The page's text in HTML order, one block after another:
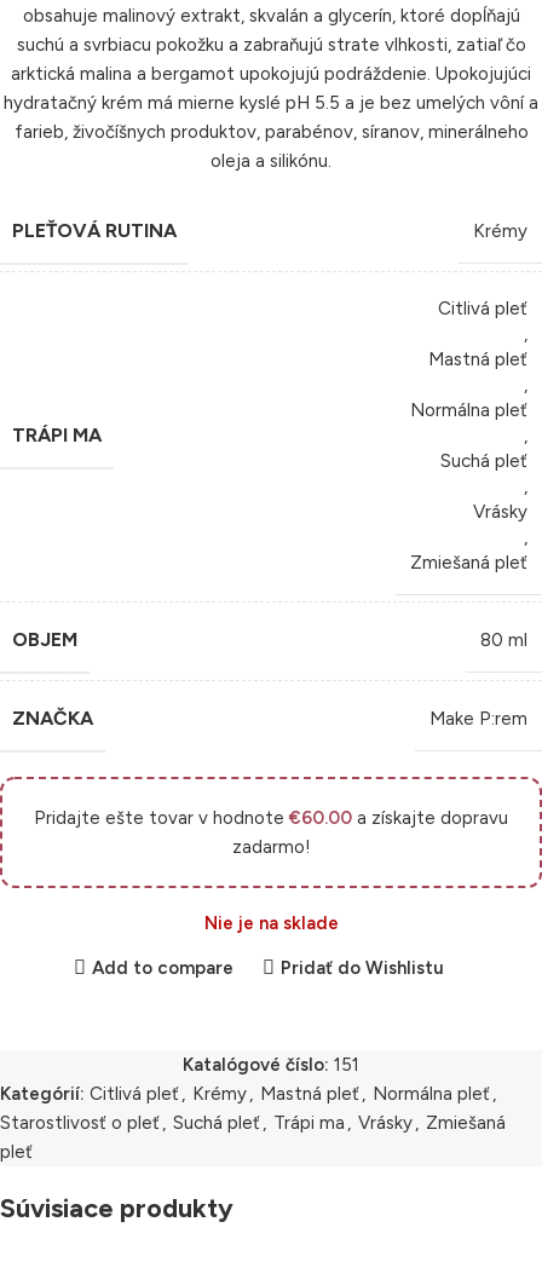
obsahuje malinový extrakt, skvalán a glycerín, ktoré dopĺňajú
suchú a svrbiacu pokožku a zabraňujú strate vlhkosti, zatiaľ čo
arktická malina a bergamot upokojujú podráždenie. Upokojujúci
hydratačný krém má mierne kyslé pH 5.5 a je bez umelých vôní a
farieb, živočíšnych produktov, parabénov, síranov, minerálneho
oleja a silikónu.
PLEŤOVÁ RUTINA Krémy
TRÁPI MA
Citlivá pleť
,
Mastná pleť
,
Normálna pleť
,
Suchá pleť
,
Vrásky
,
Zmiešaná pleť
OBJEM 80 ml
ZNAČKA Make P:rem
Pridajte ešte tovar v hodnote€60.00 a získajte dopravu
zadarmo!
Nie je na sklade
Add to compare Pridať do Wishlistu
Katalógové číslo: 151
Kategórií: Citlivá pleť, Krémy, Mastná pleť, Normálna pleť,
Starostlivosť o pleť, Suchá pleť, Trápi ma , Vrásky, Zmiešaná
pleť
Súvisiace produkty